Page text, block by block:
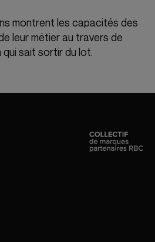
montrent les capacités des
leur métier au travers de
sait sortir du lot.